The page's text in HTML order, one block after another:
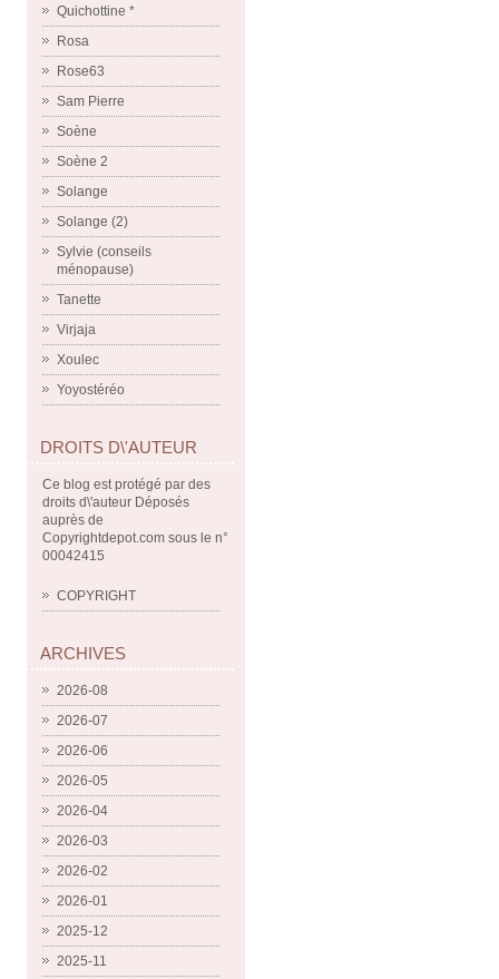
Quichottine *
Rosa
Rose63
Sam Pierre
Soène
Soène 2
Solange
Solange (2)
Sylvie (conseils
ménopause)
Tanette
Virjaja
Xoulec
Yoyostéréo
DROITS D\'AUTEUR
Ce blog est protégé par des
droits d\'auteur Déposés
auprès de
Copyrightdepot.com sous le n°
00042415
COPYRIGHT
ARCHIVES
2026-08
2026-07
2026-06
2026-05
2026-04
2026-03
2026-02
2026-01
2025-12
2025-11